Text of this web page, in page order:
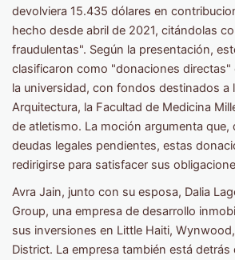
devolviera 15.435 dólares en
hecho desde abril de 2021, citándolas
fraudulentas". Según la presentación,
clasificaron como "donaciones directas"
la universidad, con fondos destinados a
Arquitectura, la Facultad de Medicina
de atletismo. La moción argumenta que,
deudas legales pendientes, estas
redirigirse para satisfacer sus
Avra Jain, junto con su esposa, Dalia
Group, una empresa de desarrollo
sus inversiones en Little Haiti,
District. La empresa también está